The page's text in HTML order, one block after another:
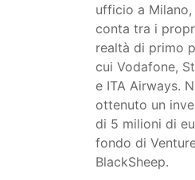
ufficio a Milano,
conta tra i
realtà di primo
cui Vodafone,
e ITA Airways.
ottenuto un
di 5 milioni di
fondo di
BlackSheep.